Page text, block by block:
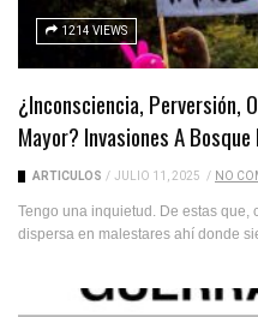
1214 VIEWS
¿Inconsciencia, Perversión,
Mayor? Invasiones A Bosque
ARTICULOS / JULIO 11, 2025 / NO
Tengo una inquietud. De estas que,
dispersa en malestares ahí donde